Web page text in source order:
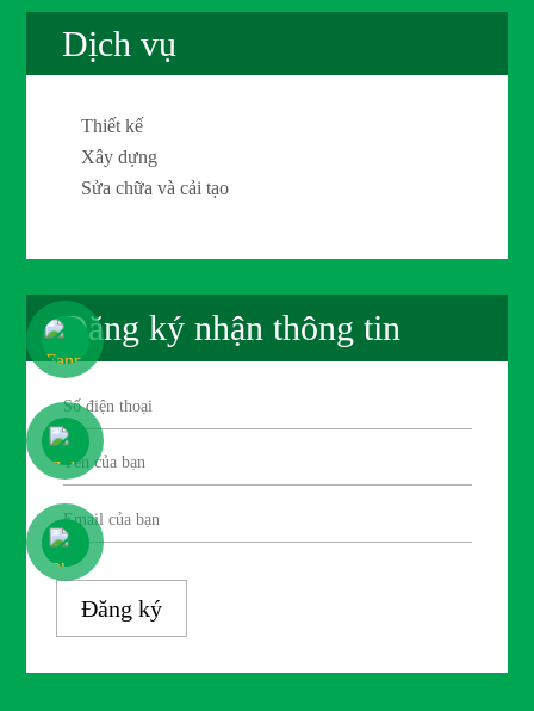
Dịch vụ
Thiết kế
Xây dựng
Sửa chữa và cải tạo
Đăng ký nhận thông tin
Đăng ký